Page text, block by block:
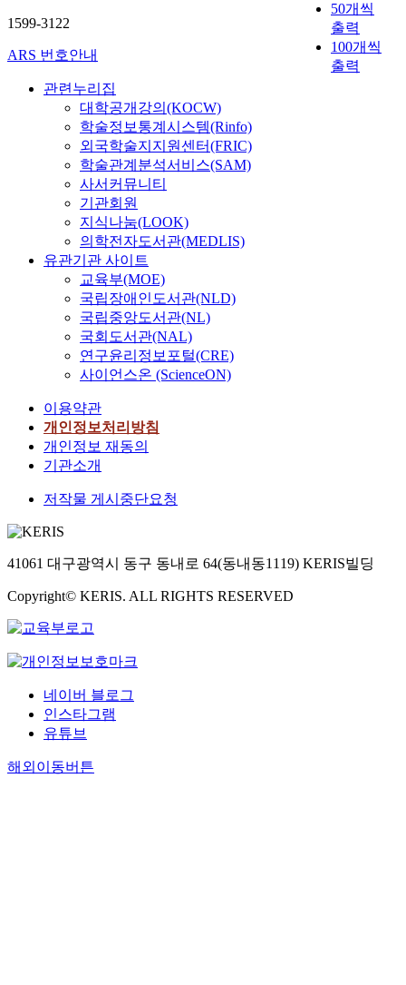
50개씩
출력
100개씩
출력
1599-3122
ARS 번호안내
관련누리집
대학공개강의(KOCW)
학술정보통계시스템(Rinfo)
외국학술지지원센터(FRIC)
학술관계분석서비스(SAM)
사서커뮤니티
기관회원
지식나눔(LOOK)
의학전자도서관(MEDLIS)
유관기관 사이트
교육부(MOE)
국립장애인도서관(NLD)
국립중앙도서관(NL)
국회도서관(NAL)
연구윤리정보포털(CRE)
사이언스온 (ScienceON)
이용약관
개인정보처리방침
개인정보 재동의
기관소개
저작물 게시중단요청
41061 대구광역시 동구 동내로 64(동내동1119) KERIS빌딩
Copyright© KERIS. ALL RIGHTS RESERVED
네이버 블로그
인스타그램
유튜브
해외이동버튼